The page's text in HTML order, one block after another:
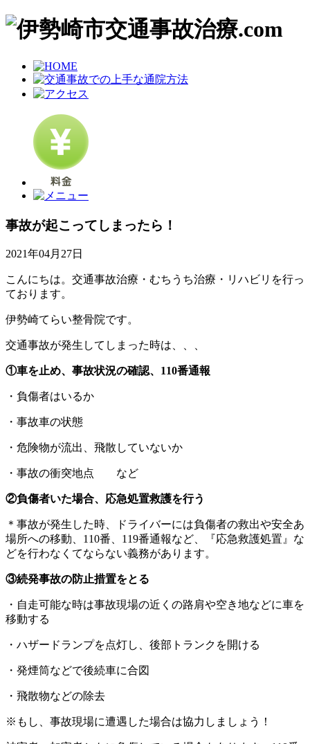
事故が起こってしまったら！
2021年04月27日
こんにちは。交通事故治療・むちうち治療・リハビリを行っ
ております。
伊勢崎てらい整骨院です。
交通事故が発生してしまった時は、、、
①車を止め、事故状況の確認、110番通報
・負傷者はいるか
・事故車の状態
・危険物が流出、飛散していないか
・事故の衝突地点 など
②負傷者いた場合、応急処置救護を行う
＊事故が発生した時、ドライバーには負傷者の救出や安全あ
場所への移動、110番、119番通報など、『応急救護処置』な
どを行わなくてならない義務があります。
③続発事故の防止措置をとる
・自走可能な時は事故現場の近くの路肩や空き地などに車を
移動する
・ハザードランプを点灯し、後部トランクを開ける
・発煙筒などで後続車に合図
・飛散物などの除去
※もし、事故現場に遭遇した場合は協力しましょう！